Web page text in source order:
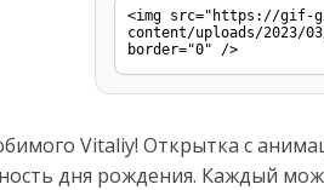
Vitaliy! Открытка с
дня рождения. Каждый